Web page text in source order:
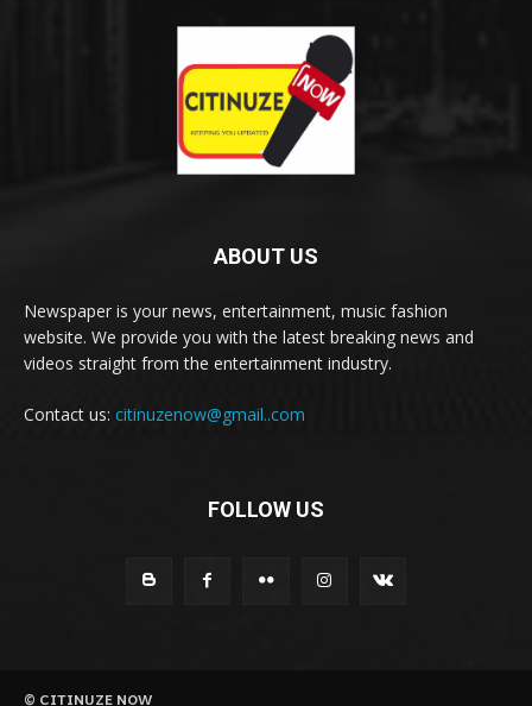
ABOUT US
Newspaper is your news, entertainment, music fashion
website. We provide you with the latest breaking news and
videos straight from the entertainment industry.
Contact us: citinuzenow@gmail..com
FOLLOW US
© CITINUZE NOW